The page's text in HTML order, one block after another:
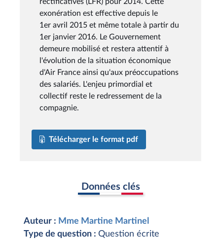
exonération est effective depuis le
1er avril 2015 et même totale à partir du
1er janvier 2016. Le Gouvernement
demeure mobilisé et restera attentif à
l'évolution de la situation économique
d'Air France ainsi qu'aux préoccupations
des salariés. L'enjeu primordial et
collectif reste le redressement de la
compagnie.
Télécharger le format pdf
Données clés
Auteur : Mme Martine Martinel
Type de question : Question écrite